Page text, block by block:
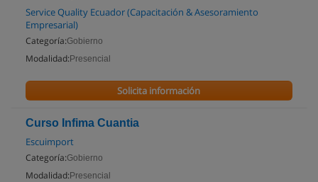
Service Quality Ecuador (Capacitación & Asesoramiento
Empresarial)
Categoría:Gobierno
Modalidad: Presencial
Solicita información
Curso Infima Cuantia
Escuimport
Categoría:Gobierno
Modalidad: Presencial